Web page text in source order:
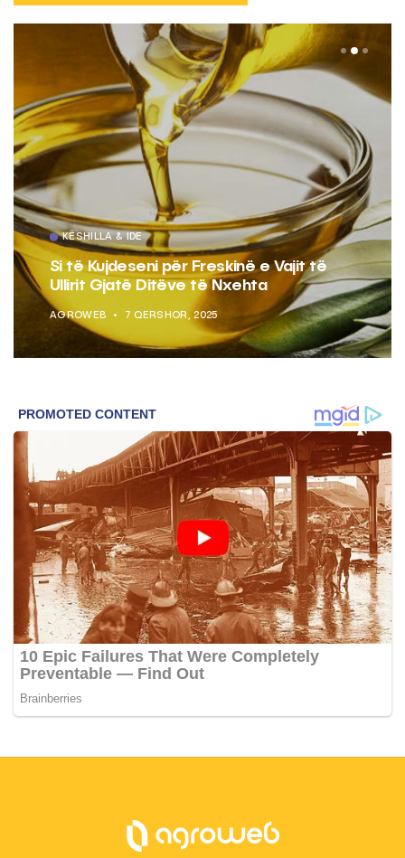
KËSHILLA & IDE
Si të Kujdeseni për Freskinë e Vajit të
Ullirit Gjatë Ditëve të Nxehta
AGROWEB 7 QERSHOR, 2025